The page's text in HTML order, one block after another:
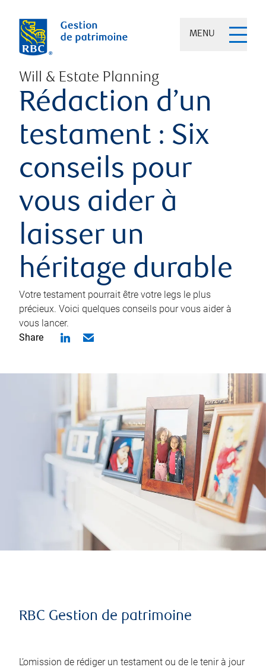
MENU
Will & Estate Planning
Rédaction d’un
testament : Six
conseils pour
vous aider à
laisser un
héritage durable
Votre testament pourrait être votre legs le plus
précieux. Voici quelques conseils pour vous aider à
vous lancer.
Share
RBC Gestion de patrimoine
L’omission de rédiger un testament ou de le tenir à jour